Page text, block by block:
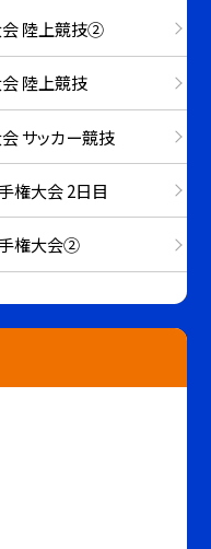
会 陸上競技②
陸上競技
サッカー競技
権大会 2日目
権大会②